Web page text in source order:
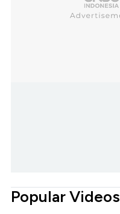
Popular Videos